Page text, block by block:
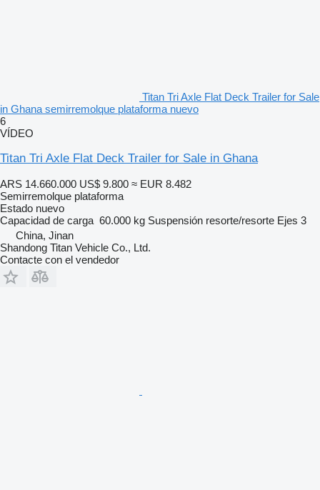
Titan Tri Axle Flat Deck Trailer for Sale
in Ghana semirremolque plataforma nuevo
6
VÍDEO
Titan Tri Axle Flat Deck Trailer for Sale in Ghana
ARS 14.660.000 US$ 9.800 ≈ EUR 8.482
Semirremolque plataforma
Estado nuevo
Capacidad de carga 60.000 kg Suspensión resorte/resorte Ejes 3
China, Jinan
Shandong Titan Vehicle Co., Ltd.
Contacte con el vendedor